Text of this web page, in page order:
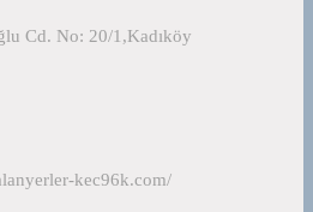
Cd. No: 20/1,Kadıköy
kec96k.com/